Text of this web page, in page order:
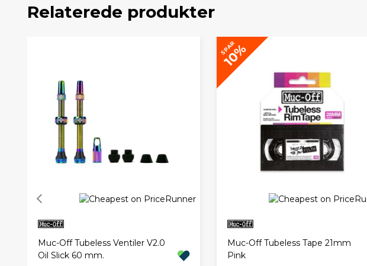
Relaterede produkter
Muc-Off Tubeless Ventiler V2.0
Oil Slick 60 mm.
SPAR
10%
Muc-Off Tubeless Tape 21mm
Pink